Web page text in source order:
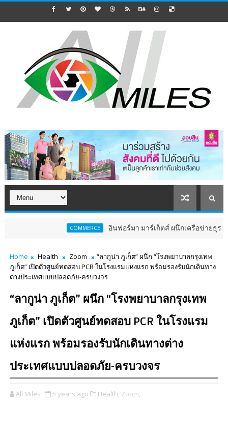
อินฟอร์มา มาร์เก็ตส์ ผนึกเครือข่ายธุรกิจท่องเที่ยว-บริ
Home Health Zoom
“ลากูน่า ภูเก็ต” ผนึก “โรงพยาบาลกรุงเทพ
ภูเก็ต” เปิดตัวศูนย์ทดสอบ PCR ในโรงแรมแห่งแรก พร้อมรองรับนักเดินทาง
ต่างประเทศแบบปลอดภัย-ครบวงจร
“ลากูน่า ภูเก็ต” ผนึก “โรงพยาบาลกรุงเทพ
ภูเก็ต” เปิดตัวศูนย์ทดสอบ PCR ในโรงแรม
แห่งแรก พร้อมรองรับนักเดินทางต่าง
ประเทศแบบปลอดภัย-ครบวงจร
All Miles 5 years ago Health, Zoom,